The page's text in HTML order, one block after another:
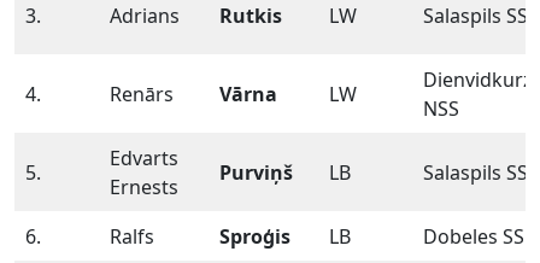
3. Adrians Rutkis LW Salaspils SS
4. Renārs Vārna LW
NSS
5.
Edvarts
Ernests
Purviņš LB Salaspils SS
6. Ralfs Sproģis LB
Dobeles SS